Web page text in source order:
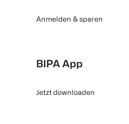
Anmelden & sparen
BIPA App
Jetzt downloaden